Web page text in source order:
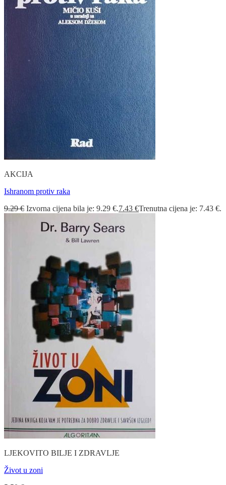
AKCIJA
Ishranom protiv raka
9.29€ Izvorna cijena bila je: 9.29 €.7.43 €Trenutna cijena je: 7.43 €.
LJEKOVITO BILJE I ZDRAVLJE
Život u zoni